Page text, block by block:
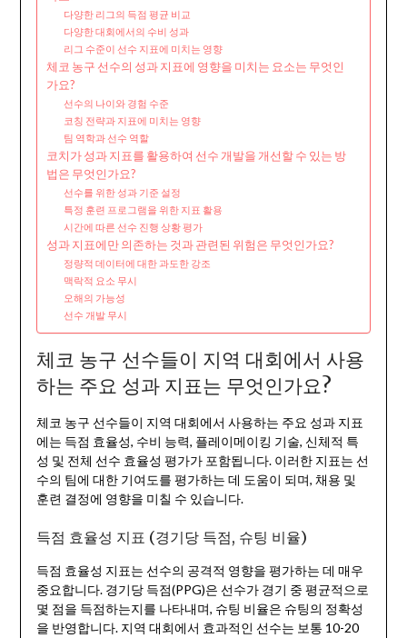
다양한 리그의 득점 평균 비교
다양한 대회에서의 수비 성과
리그 수준이 선수 지표에 미치는 영향
체코 농구 선수의 성과 지표에 영향을 미치는 요소는 무엇인
가요?
선수의 나이와 경험 수준
코칭 전략과 지표에 미치는 영향
팀 역학과 선수 역할
코치가 성과 지표를 활용하여 선수 개발을 개선할 수 있는 방
법은 무엇인가요?
선수를 위한 성과 기준 설정
특정 훈련 프로그램을 위한 지표 활용
시간에 따른 선수 진행 상황 평가
성과 지표에만 의존하는 것과 관련된 위험은 무엇인가요?
정량적 데이터에 대한 과도한 강조
맥락적 요소 무시
오해의 가능성
선수 개발 무시
체코 농구 선수들이 지역 대회에서 사용
하는 주요 성과 지표는 무엇인가요?
체코 농구 선수들이 지역 대회에서 사용하는 주요 성과 지표
에는 득점 효율성, 수비 능력, 플레이메이킹 기술, 신체적 특
성 및 전체 선수 효율성 평가가 포함됩니다. 이러한 지표는 선
수의 팀에 대한 기여도를 평가하는 데 도움이 되며, 채용 및
훈련 결정에 영향을 미칠 수 있습니다.
득점 효율성 지표 (경기당 득점, 슈팅 비율)
득점 효율성 지표는 선수의 공격적 영향을 평가하는 데 매우
중요합니다. 경기당 득점(PPG)은 선수가 경기 중 평균적으로
몇 점을 득점하는지를 나타내며, 슈팅 비율은 슈팅의 정확성
을 반영합니다. 지역 대회에서 효과적인 선수는 보통 10-20